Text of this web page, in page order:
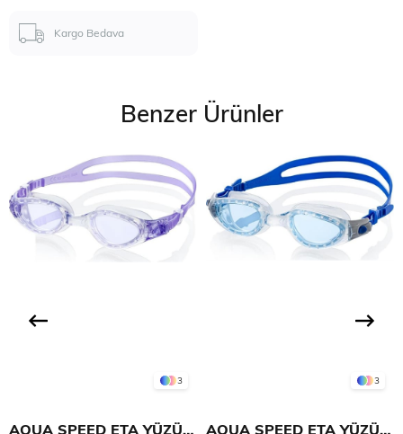
Kargo Bedava
Benzer Ürünler
3
AQUA SPEED ETA YÜZÜCÜ GÖZLÜĞÜ
3
AQUA SPEED ETA YÜZÜCÜ GÖZLÜĞÜ